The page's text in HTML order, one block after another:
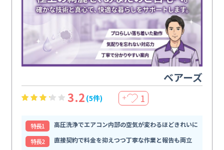
ベアーズ
3.2 (5件) ＋ 1
特⻑1
高圧洗浄でエアコン内部の空気が変わるほどきれいに
特⻑2
直接契約で料金を抑えつつ丁寧な作業と報告も両立